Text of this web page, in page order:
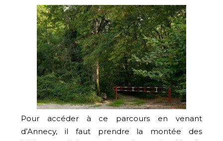
Pour accéder à ce parcours en venant
d’Annecy, il faut prendre la montée des